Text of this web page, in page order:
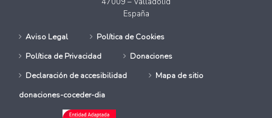
España
Aviso Legal
Política de Cookies
Política de Privacidad
Donaciones
Declaración de accesibilidad
Mapa de sitio
donaciones-coceder-dia